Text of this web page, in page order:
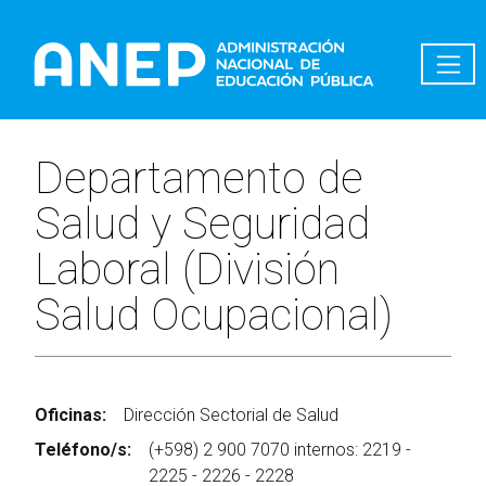
Departamento de
Salud y Seguridad
Laboral (División
Salud Ocupacional)
Oficinas:
Dirección Sectorial de Salud
Teléfono/s:
(+598) 2 900 7070 internos: 2219 -
2225 - 2226 - 2228